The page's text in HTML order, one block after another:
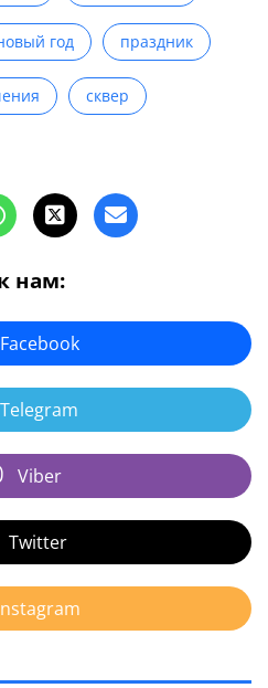
год праздник
сквер
нам:
Facebook
Telegram
Viber
Twitter